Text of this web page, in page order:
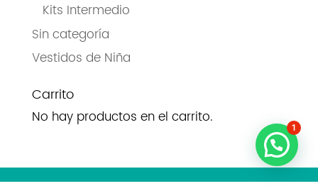
Kits Intermedio
Sin categoría
Vestidos de Niña
Carrito
No hay productos en el carrito.
1